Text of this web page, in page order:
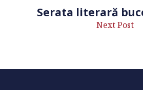
Serata literară
Next Post